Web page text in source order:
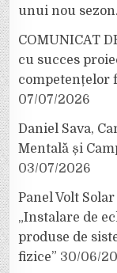
unui nou sezon.
COMUNICAT
cu succes
competențelor
07/07/2026
Daniel Sava,
Mentală și
03/07/2026
Panel Volt
„Instalare de
produse de
fizice” 30/06/